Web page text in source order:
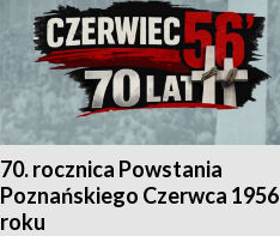
70. rocznica Powstania
Poznańskiego Czerwca 1956
roku